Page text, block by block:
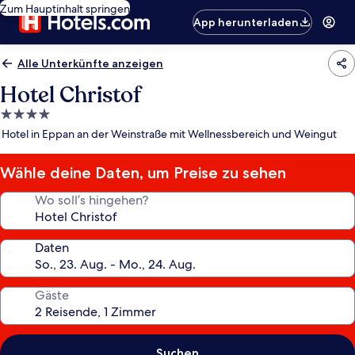
Zum Hauptinhalt springen
App herunterladen
Alle Unterkünfte anzeigen
Hotel Christof
4.0-
Sterne-
Hotel in Eppan an der Weinstraße mit Wellnessbereich und Weingut
Wähle deine Daten, um Preise zu sehen
Wo soll’s hingehen?
Daten
Gäste